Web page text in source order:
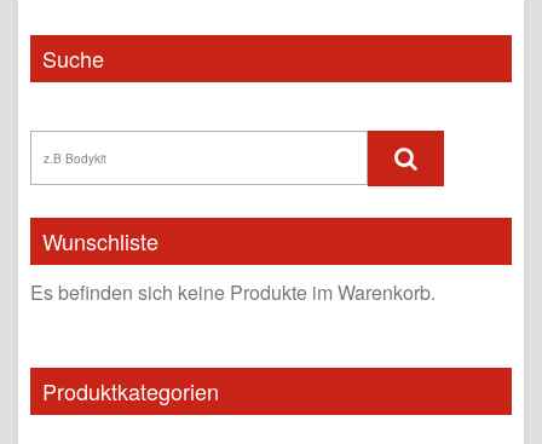
Suche
Wunschliste
Es befinden sich keine Produkte im Warenkorb.
Produktkategorien